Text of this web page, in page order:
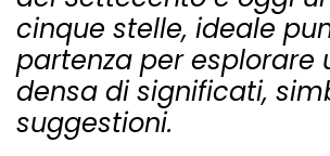
cinque stelle, ideale
partenza per esplorare
densa di significati,
suggestioni.